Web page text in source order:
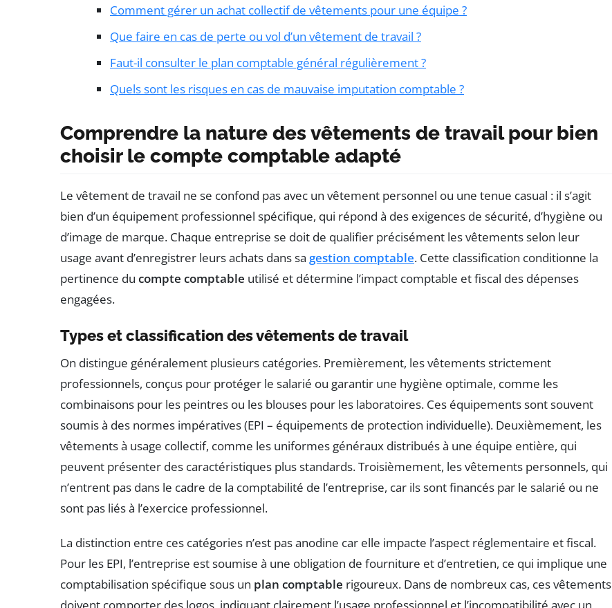
Comment gérer un achat collectif de vêtements pour une équipe ?
Que faire en cas de perte ou vol d’un vêtement de travail ?
Faut-il consulter le plan comptable général régulièrement ?
Quels sont les risques en cas de mauvaise imputation comptable ?
Comprendre la nature des vêtements de travail pour bien
choisir le compte comptable adapté
Le vêtement de travail ne se confond pas avec un vêtement personnel ou une tenue casual : il s’agit
bien d’un équipement professionnel spécifique, qui répond à des exigences de sécurité, d’hygiène ou
d’image de marque. Chaque entreprise se doit de qualifier précisément les vêtements selon leur
usage avant d’enregistrer leurs achats dans sa gestion comptable. Cette classification conditionne la
pertinence du compte comptable utilisé et détermine l’impact comptable et fiscal des dépenses
engagées.
Types et classification des vêtements de travail
On distingue généralement plusieurs catégories. Premièrement, les vêtements strictement
professionnels, conçus pour protéger le salarié ou garantir une hygiène optimale, comme les
combinaisons pour les peintres ou les blouses pour les laboratoires. Ces équipements sont souvent
soumis à des normes impératives (EPI – équipements de protection individuelle). Deuxièmement, les
vêtements à usage collectif, comme les uniformes généraux distribués à une équipe entière, qui
peuvent présenter des caractéristiques plus standards. Troisièmement, les vêtements personnels, qui
n’entrent pas dans le cadre de la comptabilité de l’entreprise, car ils sont financés par le salarié ou ne
sont pas liés à l’exercice professionnel.
La distinction entre ces catégories n’est pas anodine car elle impacte l’aspect réglementaire et fiscal.
Pour les EPI, l’entreprise est soumise à une obligation de fourniture et d’entretien, ce qui implique une
comptabilisation spécifique sous un plan comptable rigoureux. Dans de nombreux cas, ces vêtements
doivent comporter des logos, indiquant clairement l’usage professionnel et l’incompatibilité avec un